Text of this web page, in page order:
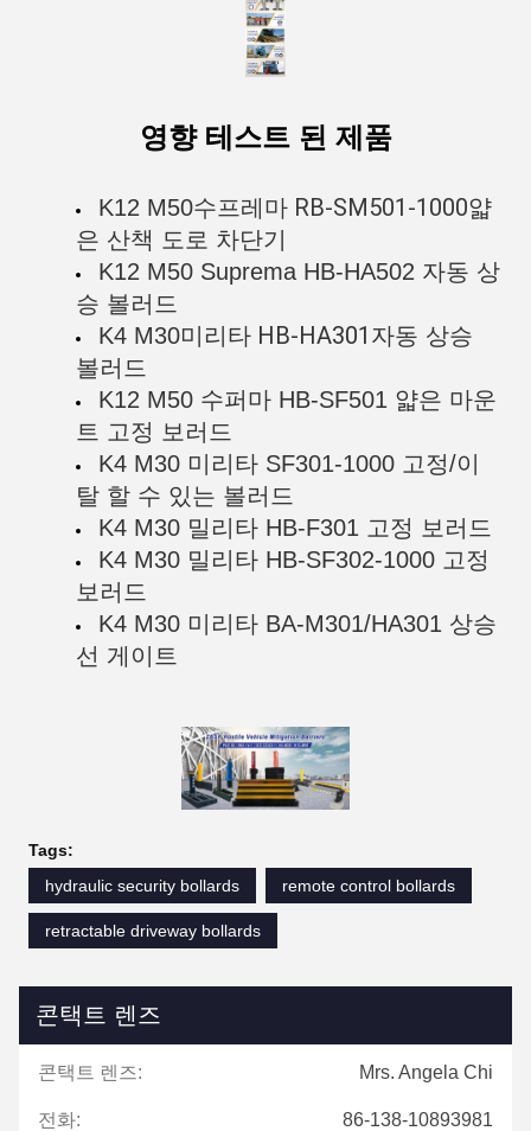
영향 테스트 된 제품
K12 M50수프레마 RB-SM501-1000얇
은 산책 도로 차단기
K12 M50 Suprema HB-HA502 자동 상
승 볼러드
K4 M30미리타 HB-HA301 자동 상승
볼러드
K12 M50 수퍼마 HB-SF501 얇은 마운
트 고정 보러드
K4 M30 미리타 SF301-1000 고정/이
탈 할 수 있는 볼러드
K4 M30 밀리타 HB-F301 고정 보러드
K4 M30 밀리타 HB-SF302-1000 고정
보러드
K4 M30 미리타 BA-M301/HA301 상승
선 게이트
Tags:
hydraulic security bollards
remote control bollards
retractable driveway bollards
콘택트 렌즈
콘택트 렌즈: Mrs. Angela Chi
전화: 86-138-10893981